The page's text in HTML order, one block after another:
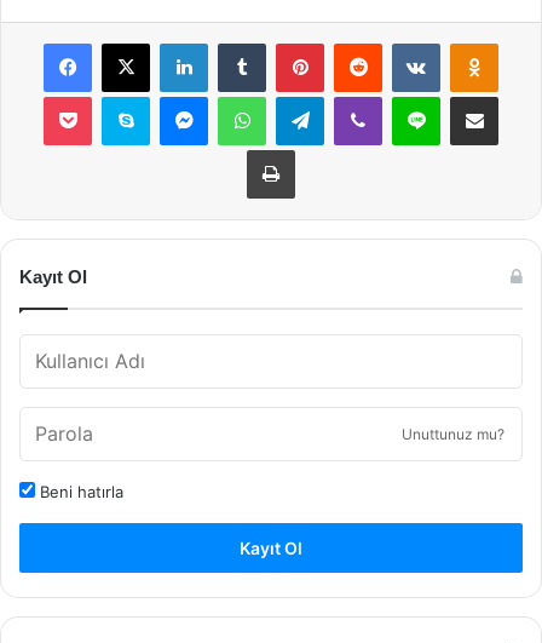
Facebook
X LinkedInTumblr PinterestReddit VKontakte
Pocket Skype MessengerWhatsAppTelegramViber Line E-Posta ile
Yazdır
Kayıt Ol
Unuttunuz mu?
Beni hatırla
Kayıt Ol